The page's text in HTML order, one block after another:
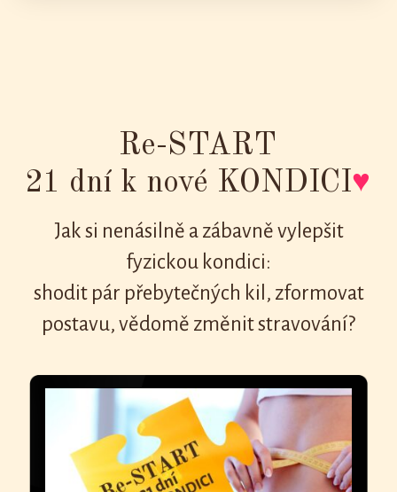
Re-START
21 dní k nové KONDICI♥
Jak si nenásilně a zábavně vylepšit
fyzickou kondici:
shodit pár přebytečných kil, zformovat
postavu, vědomě změnit stravování?